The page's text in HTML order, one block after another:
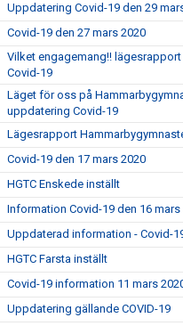
Uppdatering Covid-19 den 29
Covid-19 den 27 mars 2020
Vilket engagemang!!
Covid-19
Läget för oss på
uppdatering Covid-19
Lägesrapport
Covid-19 den 17 mars 2020
HGTC Enskede inställt
Information Covid-19 den 16 mars
Uppdaterad information - Covid-
HGTC Farsta inställt
Covid-19 information 11 mars
Uppdatering gällande COVID-19